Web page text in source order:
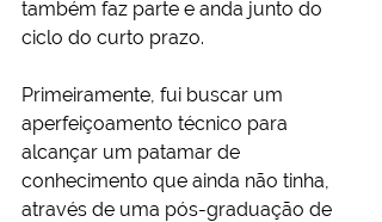
também faz parte e anda junto do
ciclo do curto prazo.
Primeiramente, fui buscar um
aperfeiçoamento técnico para
alcançar um patamar de
conhecimento que ainda não tinha,
através de uma pós-graduação de